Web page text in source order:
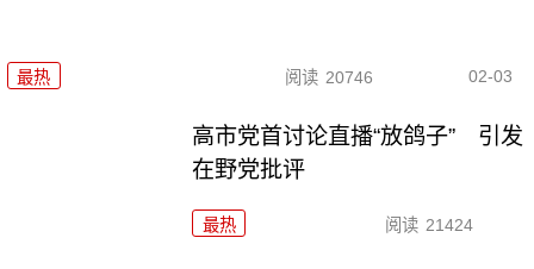
最热 阅读 20746 02-03
高市党首讨论直播“放鸽子” 引发
在野党批评
最热 阅读 21424